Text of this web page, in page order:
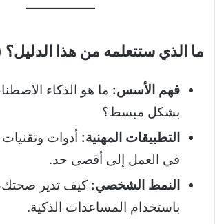
ما الذي ستتعلمه من هذا الدليل؟
فهم الأسس: ما هو الذكاء
بشكل مبسط؟
التطبيقات المهنية: أدوات وتقنيات
في العمل إلى أقصى حد.
النمط الشخصي: كيف تدير
باستخدام المساعدات الذكية.